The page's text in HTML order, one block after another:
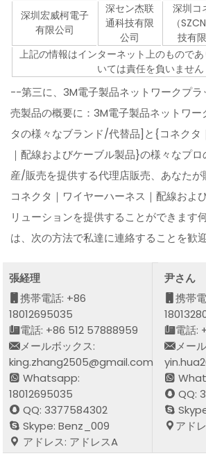
深圳宏威柯電子
有限公司
深セン杰联
通科技有限
公司
深圳コ
（
技有
上記の情報はインターネット上のもので
いては責任を負いません
--第三に、3M電子製品ネットワークプラ
売製品の概要に：3M電子製品ネットワ
タの様々なブランド/代替品]と{コネクタ
｜配線およびケーブル製品}の様々なプ
産/販売を提供する代理店販売、あなた
コネクタ｜ワイヤーハーネス｜配線およ
リューションを提供することができます
は、次の方法で私達に連絡することを歓迎
張経理
携帯電話: +86
18012695035
電話: +86 512 57888959
メールボックス:
king.zhang2505@gmail.com
Whatsapp:
18012695035
QQ: 3377584302
Skype: Benz_009
アドレス: アドレスA
尹さん
携帯
電話:
メー
QQ:
アド